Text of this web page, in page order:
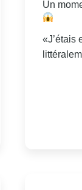
Un
«J’étais